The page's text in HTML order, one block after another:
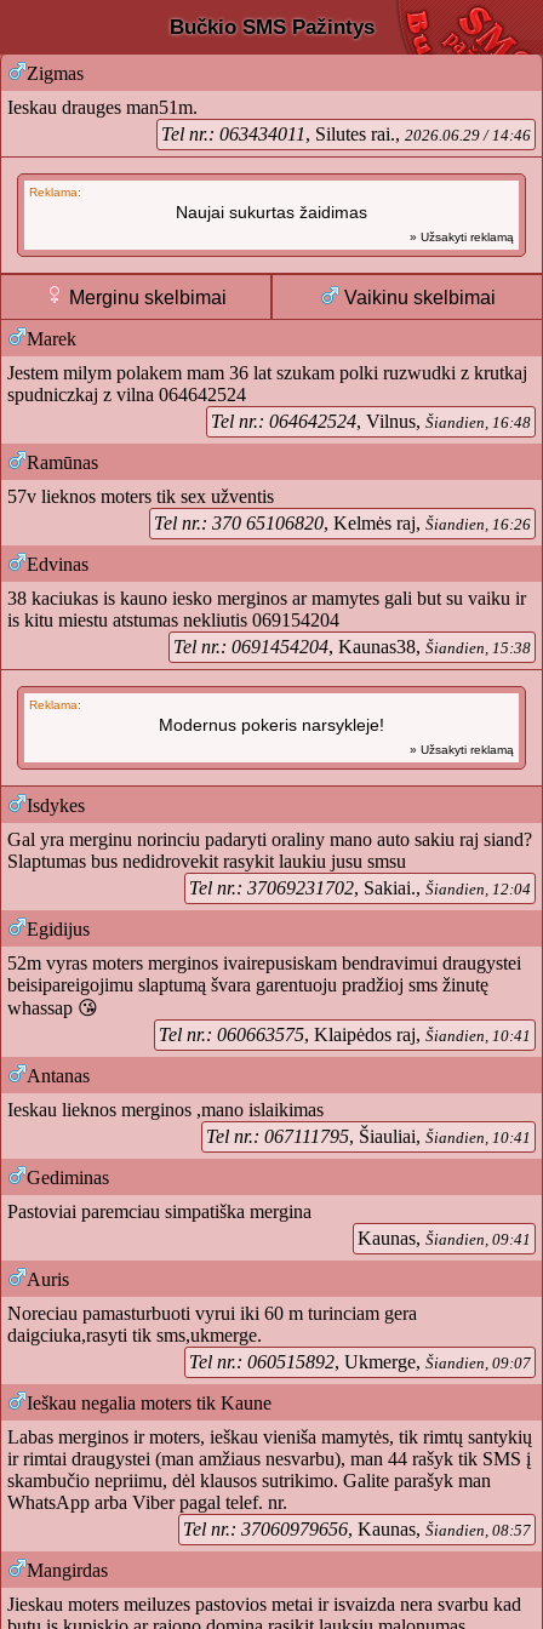
Bučkio SMS Pažintys
Zigmas
Ieskau drauges man51m.
Tel nr.: 063434011, Silutes rai., 2026.06.29 / 14:46
Reklama:
Naujai sukurtas žaidimas
» Užsakyti reklamą
Merginu skelbimai
Vaikinu skelbimai
Marek
Jestem milym polakem mam 36 lat szukam polki ruzwudki z krutkaj
spudniczkaj z vilna 064642524
Tel nr.: 064642524, Vilnus, Šiandien, 16:48
Ramūnas
57v lieknos moters tik sex užventis
Tel nr.: 370 65106820, Kelmės raj, Šiandien, 16:26
Edvinas
38 kaciukas is kauno iesko merginos ar mamytes gali but su vaiku ir
is kitu miestu atstumas nekliutis 069154204
Tel nr.: 0691454204, Kaunas38, Šiandien, 15:38
Reklama:
Modernus pokeris narsykleje!
» Užsakyti reklamą
Isdykes
Gal yra merginu norinciu padaryti oraliny mano auto sakiu raj siand?
Slaptumas bus nedidrovekit rasykit laukiu jusu smsu
Tel nr.: 37069231702, Sakiai., Šiandien, 12:04
Egidijus
52m vyras moters merginos ivairepusiskam bendravimui draugystei
beisipareigojimu slaptumą švara garentuoju pradžioj sms žinutę
whassap 😘
Tel nr.: 060663575, Klaipėdos raj, Šiandien, 10:41
Antanas
Ieskau lieknos merginos ,mano islaikimas
Tel nr.: 067111795, Šiauliai, Šiandien, 10:41
Gediminas
Pastoviai paremciau simpatiška mergina
Kaunas, Šiandien, 09:41
Auris
Noreciau pamasturbuoti vyrui iki 60 m turinciam gera
daigciuka,rasyti tik sms,ukmerge.
Tel nr.: 060515892, Ukmerge, Šiandien, 09:07
Ieškau negalia moters tik Kaune
Labas merginos ir moters, ieškau vieniša mamytės, tik rimtų santykių
ir rimtai draugystei (man amžiaus nesvarbu), man 44 rašyk tik SMS į
skambučio nepriimu, dėl klausos sutrikimo. Galite parašyk man
WhatsApp arba Viber pagal telef. nr.
Tel nr.: 37060979656, Kaunas, Šiandien, 08:57
Mangirdas
Jieskau moters meiluzes pastovios metai ir isvaizda nera svarbu kad